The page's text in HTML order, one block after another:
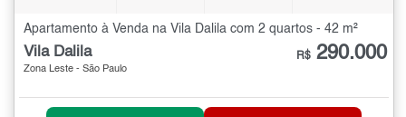
Apartamento à Venda na Vila Dalila com 2 quartos - 42 m²
Vila Dalila
Zona Leste - São Paulo
R$ 290.000